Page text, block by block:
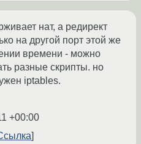
нат, а редирект
на другой порт этой же
времени - можно
разные скрипты. но
iptables.
+00:00